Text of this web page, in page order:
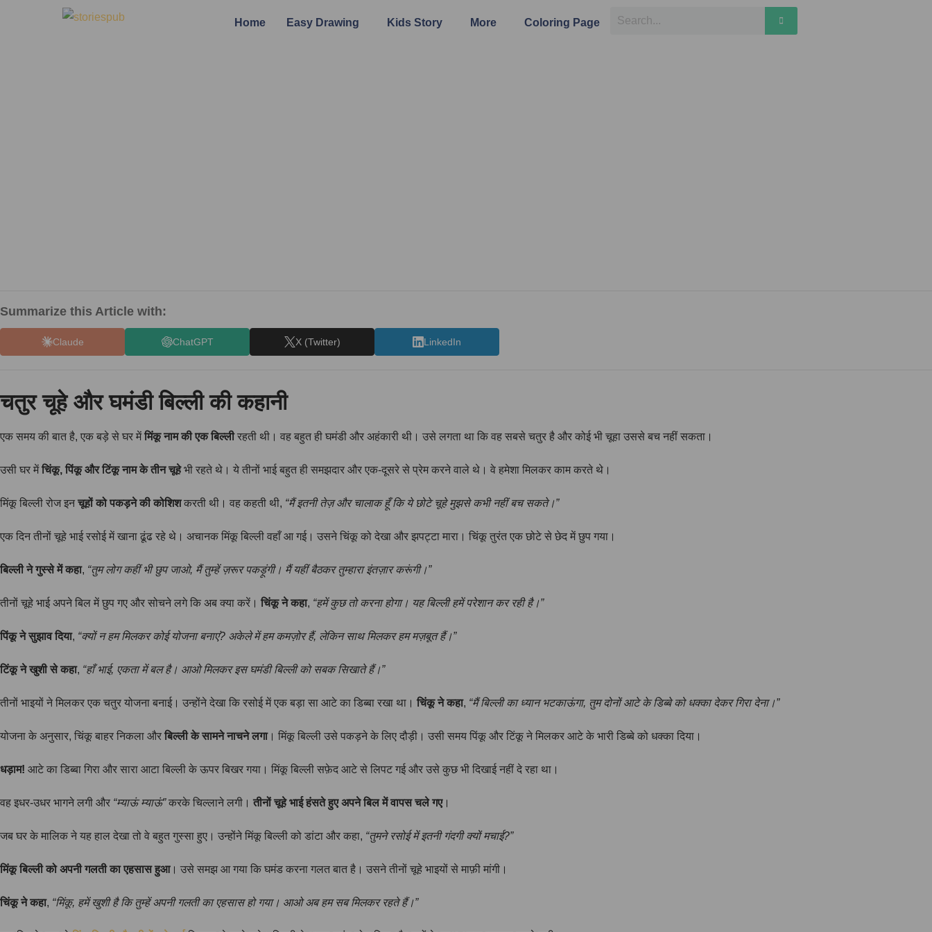
Home Easy Drawing Kids Story More Coloring Page
Summarize this Article with:
Claude ChatGPT X (Twitter) LinkedIn
चतुर चूहे और घमंडी बिल्ली की कहानी
एक समय की बात है, एक बड़े से घर मेंमिंकू नाम की एक बिल्लीरहती थी। वह बहुत ही घमंडी और अहंकारी थी। उसे लगता था कि वह सबसे चतुर है और कोई भी चूहा उससे बच नहीं सकता।
उसी घर मेंचिंकू, पिंकू और टिंकू नाम के तीन चूहेभी रहते थे। ये तीनों भाई बहुत ही समझदार और एक-दूसरे से प्रेम करने वाले थे। वे हमेशा मिलकर काम करते थे।
मिंकू बिल्ली रोज इनचूहों को पकड़ने की कोशिशकरती थी। वह कहती थी, “मैं इतनी तेज़ और चालाक हूँ कि ये छोटे चूहे मुझसे कभी नहीं बच सकते।”
एक दिन तीनों चूहे भाई रसोई में खाना ढूंढ रहे थे। अचानक मिंकू बिल्ली वहाँ आ गई। उसने चिंकू को देखा और झपट्टा मारा। चिंकू तुरंत एक छोटे से छेद में छुप गया।
बिल्ली ने गुस्से में कहा, “तुम लोग कहीं भी छुप जाओ, मैं तुम्हें ज़रूर पकड़ूंगी। मैं यहीं बैठकर तुम्हारा इंतज़ार करूंगी।”
तीनों चूहे भाई अपने बिल में छुप गए और सोचने लगे कि अब क्या करें। चिंकू ने कहा, “हमें कुछ तो करना होगा। यह बिल्ली हमें परेशान कर रही है।”
पिंकू ने सुझाव दिया, “क्यों न हम मिलकर कोई योजना बनाएं? अकेले में हम कमज़ोर हैं, लेकिन साथ मिलकर हम मज़बूत हैं।”
टिंकू ने खुशी से कहा, “हाँ भाई, एकता में बल है। आओ मिलकर इस घमंडी बिल्ली को सबक सिखाते हैं।”
तीनों भाइयों ने मिलकर एक चतुर योजना बनाई। उन्होंने देखा कि रसोई में एक बड़ा सा आटे का डिब्बा रखा था। चिंकू ने कहा, “मैं बिल्ली का ध्यान भटकाऊंगा, तुम दोनों आटे के डिब्बे को धक्का देकर गिरा देना।”
योजना के अनुसार, चिंकू बाहर निकला और बिल्ली के सामने नाचने लगा। मिंकू बिल्ली उसे पकड़ने के लिए दौड़ी। उसी समय पिंकू और टिंकू ने मिलकर आटे के भारी डिब्बे को धक्का दिया।
धड़ाम! आटे का डिब्बा गिरा और सारा आटा बिल्ली के ऊपर बिखर गया। मिंकू बिल्ली सफ़ेद आटे से लिपट गई और उसे कुछ भी दिखाई नहीं दे रहा था।
वह इधर-उधर भागने लगी और “म्याऊं म्याऊं”करके चिल्लाने लगी। तीनों चूहे भाई हंसते हुए अपने बिल में वापस चले गए।
जब घर के मालिक ने यह हाल देखा तो वे बहुत गुस्सा हुए। उन्होंने मिंकू बिल्ली को डांटा और कहा, “तुमने रसोई में इतनी गंदगी क्यों मचाई?”
मिंकू बिल्ली को अपनी गलती का एहसास हुआ। उसे समझ आ गया कि घमंड करना गलत बात है। उसने तीनों चूहे भाइयों से माफ़ी मांगी।
चिंकू ने कहा, “मिंकू, हमें खुशी है कि तुम्हें अपनी गलती का एहसास हो गया। आओ अब हम सब मिलकर रहते हैं।”